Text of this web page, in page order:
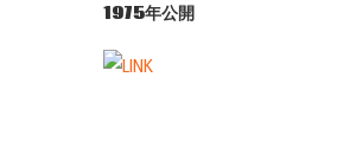
1975年公開